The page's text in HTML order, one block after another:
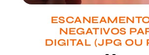
NEGATIVOS
DIGITAL (JPG OU